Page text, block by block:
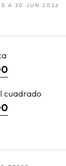
A 30 JUN 2026
cuadrado